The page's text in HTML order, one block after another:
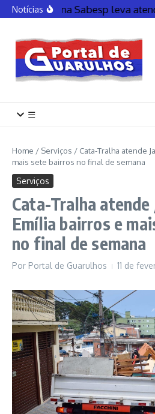
Notícias
Caravana Sabesp leva
☰
Home / Serviços / Cata-Tralha atende
mais sete bairros no final de semana
Serviços
Cata-Tralha atende
Emília bairros e
no final de semana
Por Portal de Guarulhos 11 de